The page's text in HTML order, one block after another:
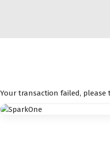
Your transaction failed,